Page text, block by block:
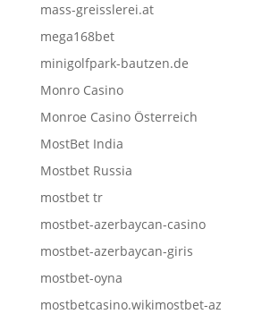
mass-greisslerei.at
mega168bet
minigolfpark-bautzen.de
Monro Casino
Monroe Casino Österreich
MostBet India
Mostbet Russia
mostbet tr
mostbet-azerbaycan-casino
mostbet-azerbaycan-giris
mostbet-oyna
mostbetcasino.wikimostbet-az